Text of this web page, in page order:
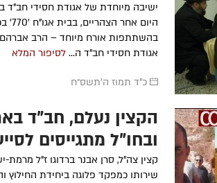
ישיבה מיוחדת של אגודת חסידי חב"ד
היום אחר
בהשתתפות אורח מיוחד – הרב אברהם
אגודת חסידי חב"ד ה... לסיפור המלא
כ"ד תמוז ה׳תשס״ח
הקצין נעלם, חב"ד
ובחו"ל מתגייסים
קצין צה"ל, סרן אבנר ברדוגו ז"ל